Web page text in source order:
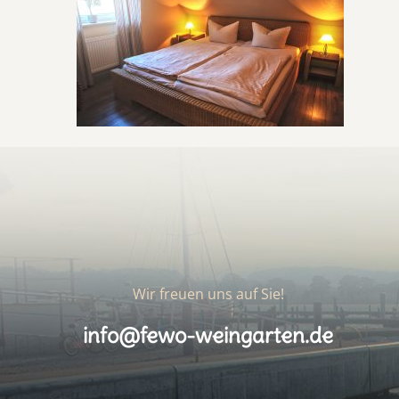
Wir freuen uns auf Sie!
info@fewo-weingarten.de